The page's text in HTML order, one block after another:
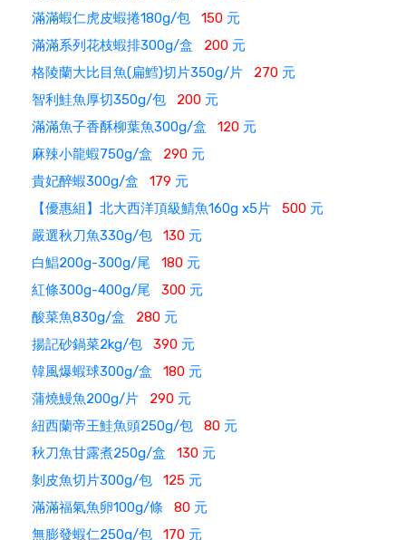
滿滿蝦仁虎皮蝦捲180g/包 150 元
滿滿系列花枝蝦排300g/盒 200 元
格陵蘭大比目魚(扁鱈)切片350g/片 270 元
智利鮭魚厚切350g/包 200 元
滿滿魚子香酥柳葉魚300g/盒 120 元
麻辣小龍蝦750g/盒 290 元
貴妃醉蝦300g/盒 179 元
【優惠組】北大西洋頂級鯖魚160g x5片 500 元
嚴選秋刀魚330g/包 130 元
白鯧200g-300g/尾 180 元
紅條300g-400g/尾 300 元
酸菜魚830g/盒 280 元
揚記砂鍋菜2kg/包 390 元
韓風爆蝦球300g/盒 180 元
蒲燒鰻魚200g/片 290 元
紐西蘭帝王鮭魚頭250g/包 80 元
秋刀魚甘露煮250g/盒 130 元
剝皮魚切片300g/包 125 元
滿滿福氣魚卵100g/條 80 元
無膨發蝦仁250g/包 170 元